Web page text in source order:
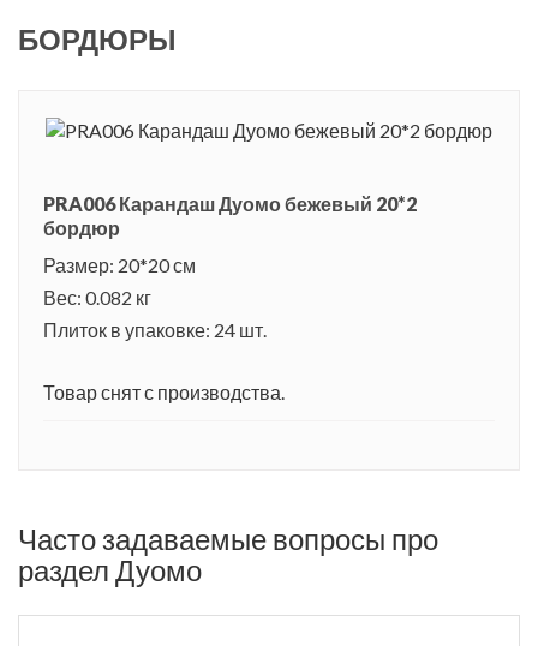
БОРДЮРЫ
PRA006 Карандаш Дуомо бежевый 20*2
бордюр
Размер: 20*20 см
Вес: 0.082 кг
Плиток в упаковке: 24 шт.
Товар снят с производства.
Часто задаваемые вопросы про
раздел Дуомо